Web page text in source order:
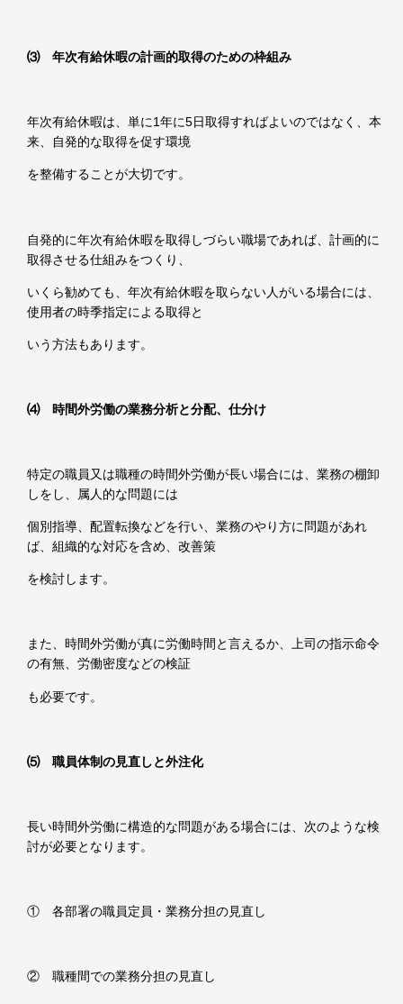
⑶ 年次有給休暇の計画的取得のための枠組み
年次有給休暇は、単に1年に5日取得すればよいのではなく、本
来、自発的な取得を促す環境
を整備することが大切です。
自発的に年次有給休暇を取得しづらい職場であれば、計画的に
取得させる仕組みをつくり、
いくら勧めても、年次有給休暇を取らない人がいる場合には、
使用者の時季指定による取得と
いう方法もあります。
⑷ 時間外労働の業務分析と分配、仕分け
特定の職員又は職種の時間外労働が長い場合には、業務の棚卸
しをし、属人的な問題には
個別指導、配置転換などを行い、業務のやり方に問題があれ
ば、組織的な対応を含め、改善策
を検討します。
また、時間外労働が真に労働時間と言えるか、上司の指示命令
の有無、労働密度などの検証
も必要です。
⑸ 職員体制の見直しと外注化
長い時間外労働に構造的な問題がある場合には、次のような検
討が必要となります。
① 各部署の職員定員・業務分担の見直し
② 職種間での業務分担の見直し